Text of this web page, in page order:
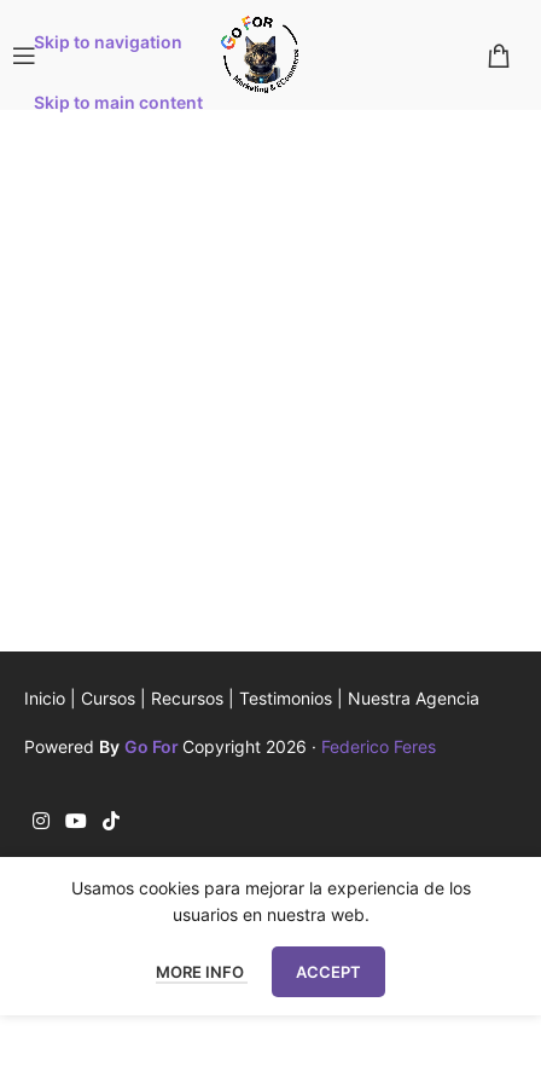
Skip to navigation
Skip to main content
Inicio Cursos Recursos Testimonios Nuestra Agencia
Powered By Go For Copyright 2026 · Federico Feres
Usamos cookies para mejorar la experiencia de los
usuarios en nuestra web.
MORE INFO ACCEPT